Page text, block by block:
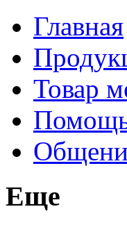
Главная
Товар
Еще